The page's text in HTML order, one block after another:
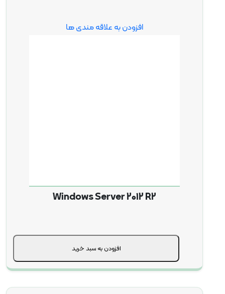
افزودن به علاقه مندی ها
Windows Server 2012 R2
افزودن به سبد خرید